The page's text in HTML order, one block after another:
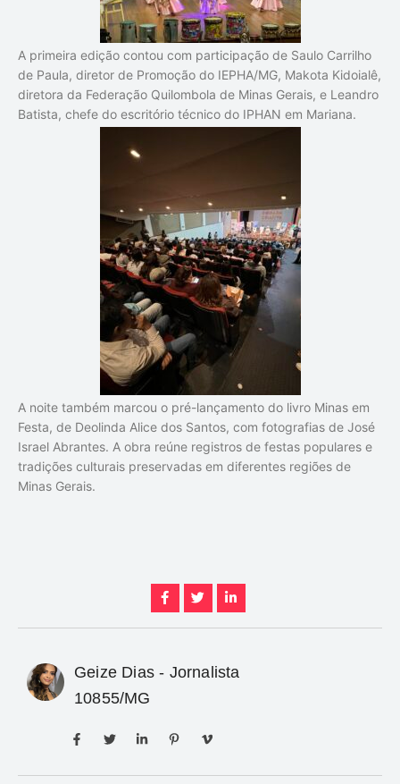
A primeira edição contou com participação de Saulo Carrilho
de Paula, diretor de Promoção do IEPHA/MG, Makota Kidoialê,
diretora da Federação Quilombola de Minas Gerais, e Leandro
Batista, chefe do escritório técnico do IPHAN em Mariana.
A noite também marcou o pré-lançamento do livro Minas em
Festa, de Deolinda Alice dos Santos, com fotografias de José
Israel Abrantes. A obra reúne registros de festas populares e
tradições culturais preservadas em diferentes regiões de
Minas Gerais.
Geize Dias - Jornalista
10855/MG